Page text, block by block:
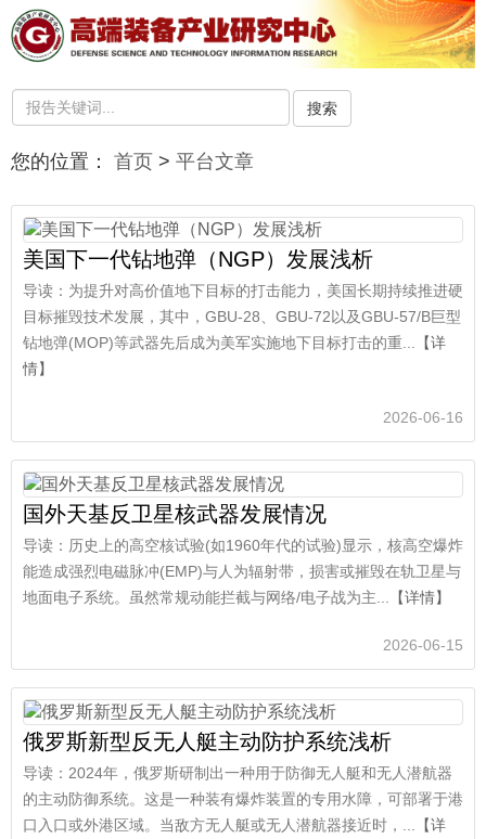
搜索
您的位置： 首页 > 平台文章
美国下一代钻地弹（NGP）发展浅析
导读：为提升对高价值地下目标的打击能力，美国长期持续推进硬
目标摧毁技术发展，其中，GBU-28、GBU-72以及GBU-57/B巨型
钻地弹(MOP)等武器先后成为美军实施地下目标打击的重... 【详
情】
2026-06-16
国外天基反卫星核武器发展情况
导读：历史上的高空核试验(如1960年代的试验)显示，核高空爆炸
能造成强烈电磁脉冲(EMP)与人为辐射带，损害或摧毁在轨卫星与
地面电子系统。虽然常规动能拦截与网络/电子战为主...
【详情】
2026-06-15
俄罗斯新型反无人艇主动防护系统浅析
导读：2024年，俄罗斯研制出一种用于防御无人艇和无人潜航器
的主动防御系统。这是一种装有爆炸装置的专用水障，可部署于港
口入口或外港区域。当敌方无人艇或无人潜航器接近时，...
【详